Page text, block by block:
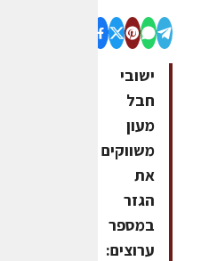
ישובי
חבל
מעון
משווקים
את
הגזר
במספר
ערוצים: